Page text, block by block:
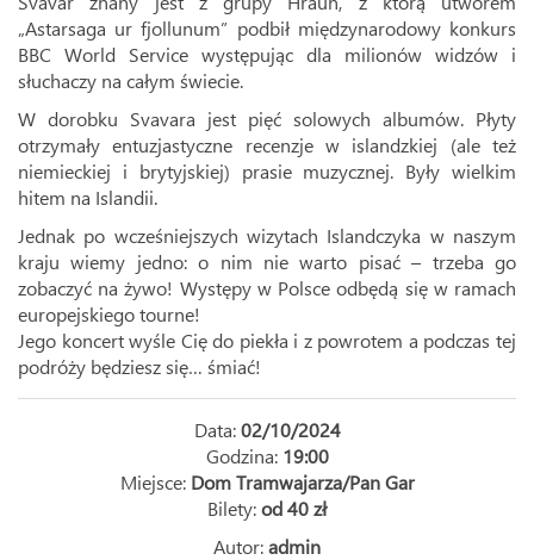
„Astarsaga ur fjollunum” podbił międzynarodowy konkurs
BBC World Service występując dla milionów widzów i
słuchaczy na całym świecie.
W dorobku Svavara jest pięć solowych albumów. Płyty
otrzymały entuzjastyczne recenzje w islandzkiej (ale też
niemieckiej i brytyjskiej) prasie muzycznej. Były wielkim
hitem na Islandii.
Jednak po wcześniejszych wizytach Islandczyka w naszym
kraju wiemy jedno: o nim nie warto pisać – trzeba go
zobaczyć na żywo! Występy w Polsce odbędą się w ramach
europejskiego tourne!
Jego koncert wyśle Cię do piekła i z powrotem a podczas tej
podróży będziesz się… śmiać!
Data:02/10/2024
Godzina: 19:00
Miejsce: Dom Tramwajarza/Pan Gar
Bilety:od 40 zł
Autor:admin